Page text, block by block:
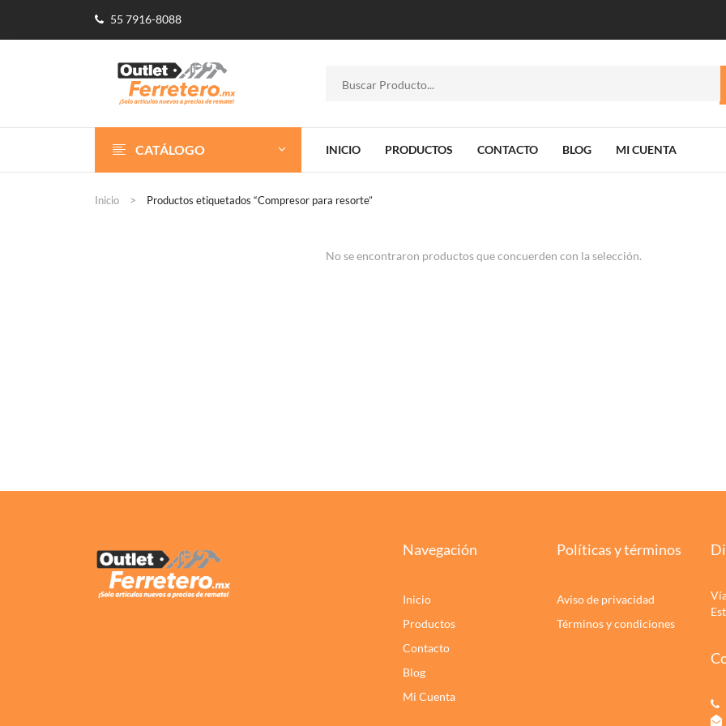
55 7916-8088
CATÁLOGO INICIO PRODUCTOS CONTACTO BLOG MI CUENTA
Inicio Productos etiquetados “Compresor para resorte”
No se encontraron productos que concuerden con la selección.
Navegación
Inicio
Productos
Contacto
Blog
Mi Cuenta
Políticas y términos
Aviso de privacidad
Términos y condiciones